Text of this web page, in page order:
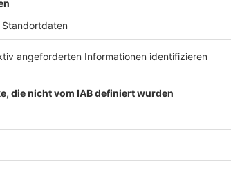
Bundesarbeitsgericht bereits 2019 zu der
nahmen sie damals die Arbeitgeber in die
Beschäftigten "klar und rechtzeitig" auf nicht
Entscheidungen schlossen die Richter eine
Fragen keine Aussagen trifft. Ganz
Gesetz angehalten, ihren Urlaub möglichst im